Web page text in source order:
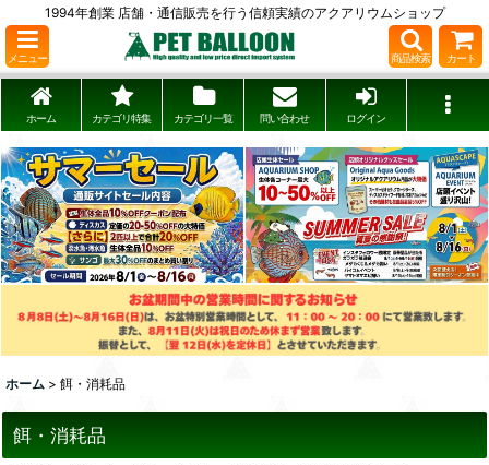
1994年創業 店舗・通信販売を行う信頼実績のアクアリウムショップ
メニュー 商品検索 カート
ホーム カテゴリ特集 カテゴリ一覧 問い合わせ ログイン
ホーム > 餌・消耗品
餌・消耗品